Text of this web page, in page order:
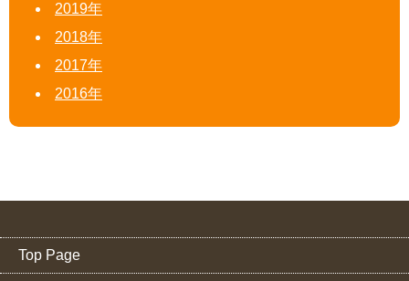
2019年
2018年
2017年
2016年
Top Page